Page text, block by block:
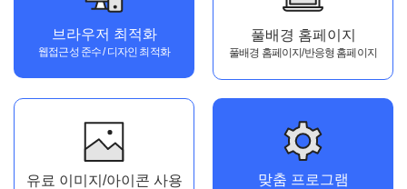
브라우저 최적화
웹접근성 준수 / 디자인 최적화
풀배경 홈페이지
풀배경 홈페이지/반응형 홈페이지
유료 이미지/아이콘 사용 맞춤 프로그램